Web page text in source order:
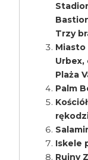
Trzy
Miasto
Urbex,
Plaża
Palm
Iskele
Ruiny